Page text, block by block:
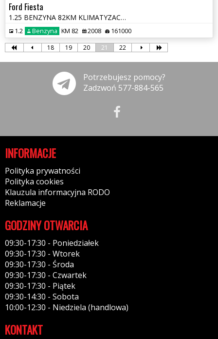
Ford Fiesta
1.25 BENZYNA 82KM KLIMATYZACJA ALUFELGA BEZWYPADKOWA OPŁATY GWARANCJA
1.2 Benzyna KM 82 2008 161000
18 19 20 21 22
Potrzebujesz pomocy?
Zadzwoń 577-884-565
INFORMACJE
Polityka prywatności
Polityka cookies
Klauzula informacyjna RODO
Reklamacje
GODZINY OTWARCIA
09:30-17:30 - Poniedziałek
09:30-17:30 - Wtorek
09:30-17:30 - Środa
09:30-17:30 - Czwartek
09:30-17:30 - Piątek
09:30-14:30 - Sobota
10:00-12:30 - Niedziela (handlowa)
KONTAKT